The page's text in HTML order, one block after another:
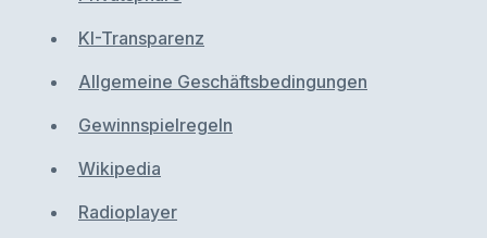
KI-Transparenz
Allgemeine Geschäftsbedingungen
Gewinnspielregeln
Wikipedia
Radioplayer